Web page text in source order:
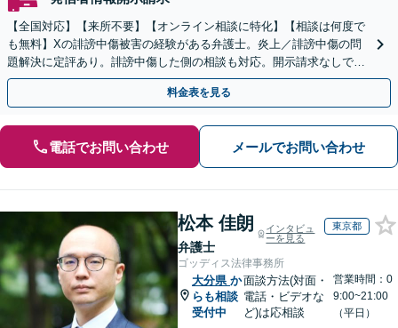
【全国対応】【来所不要】【オンライン相談に特化】【相談は何度で
も無料】Xの誹謗中傷被害の経験がある弁護士。炎上／誹謗中傷の問
題解決に定評あり。誹謗中傷した側の相談も対応。開示請求なしで本
人の特定ができる場合もあり。
料金表を見る
電話でお問い合わせ メールでお問い合わせ
松本 佳朗
弁護士
インタビュ
ーを見る
東京都
ゴッディス法律事務所
大分県 か
らも相談
受付中
面談方法(対面・
電話・ビデオな
ど)は応相談
営業時間：0
9:00~21:00
（平日）